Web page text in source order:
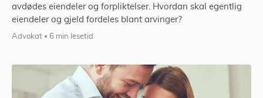
avdødes eiendeler og forpliktelser. Hvordan skal egentlig
eiendeler og gjeld fordeles blant arvinger?
Advokat 6 min lesetid